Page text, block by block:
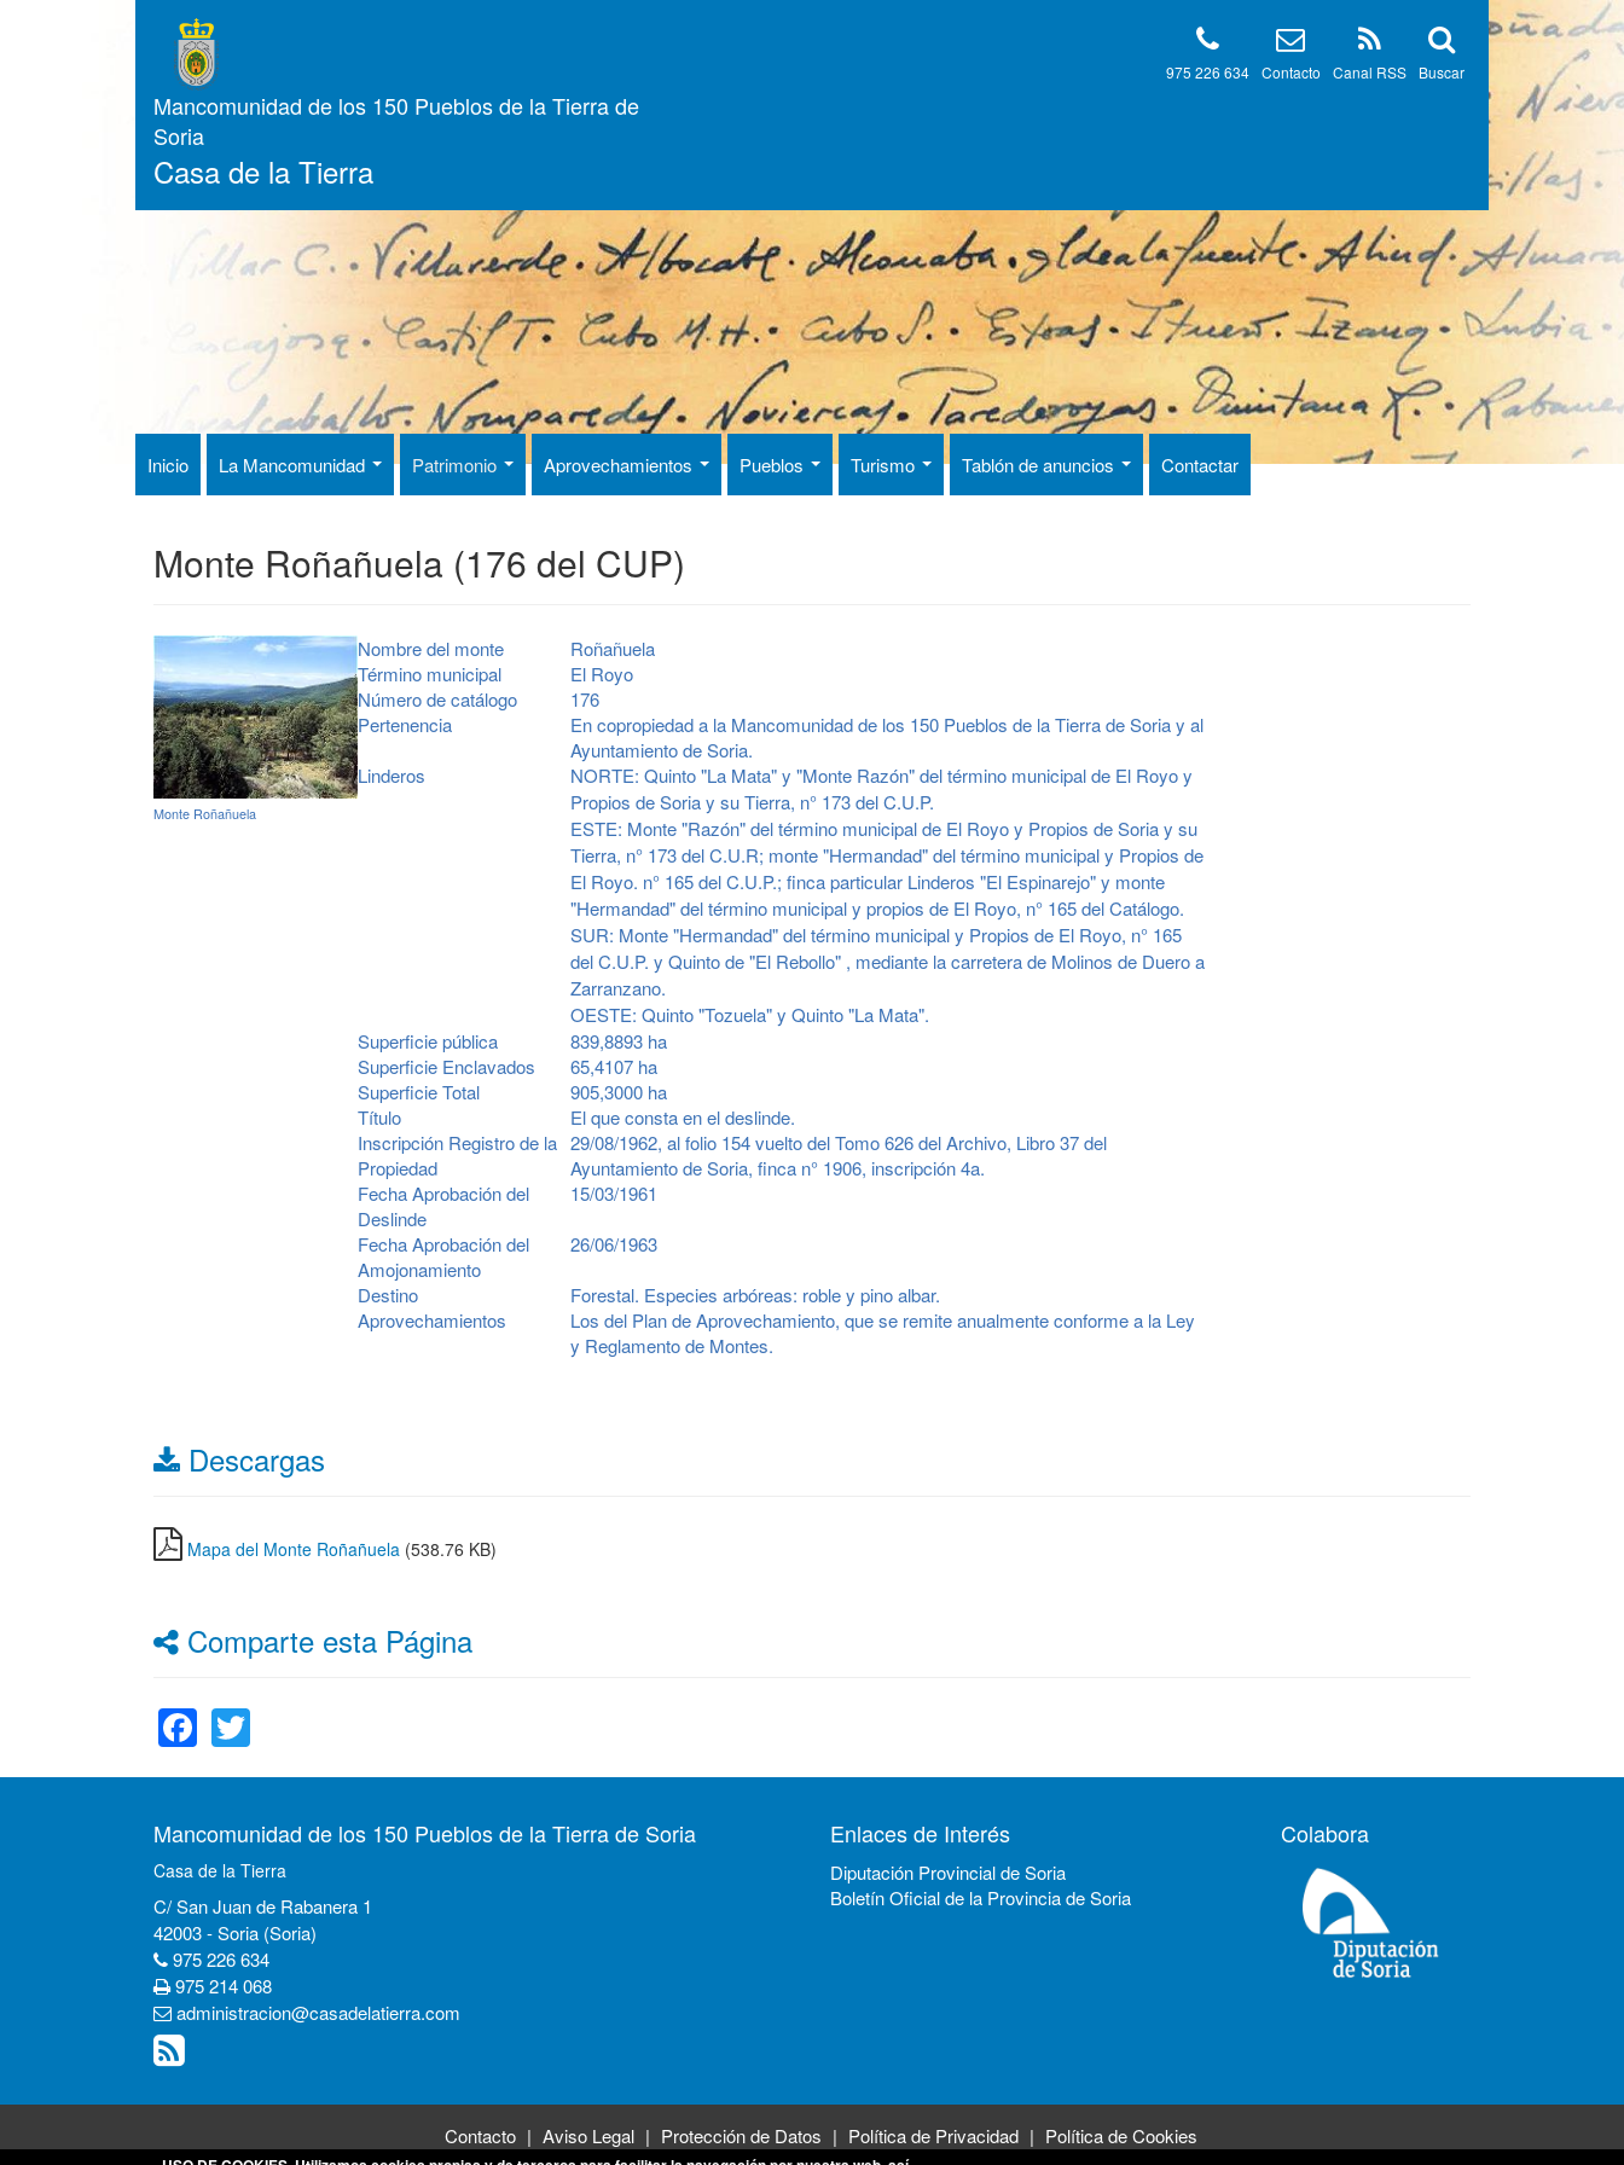
Mancomunidad de los 150 Pueblos de la Tierra de
Soria
Casa de la Tierra
Buscar
Canal RSS
Contacto
975 226 634
Inicio La Mancomunidad Patrimonio Aprovechamientos Pueblos Turismo Tablón de anuncios Contactar
Monte Roñañuela (176 del CUP)
Monte Roñañuela
Nombre del monte
Roñañuela
Término municipal
El Royo
Número de catálogo
176
Pertenencia
En copropiedad a la Mancomunidad de los 150 Pueblos de la Tierra de Soria y al
Ayuntamiento de Soria.
Linderos
NORTE: Quinto "La Mata" y "Monte Razón" del término municipal de El Royo y
Propios de Soria y su Tierra, n° 173 del C.U.P.
ESTE: Monte "Razón" del término municipal de El Royo y Propios de Soria y su
Tierra, n° 173 del C.U.R; monte "Hermandad" del término municipal y Propios de
El Royo. n° 165 del C.U.P.; finca particular Linderos "El Espinarejo" y monte
"Hermandad" del término municipal y propios de El Royo, n° 165 del Catálogo.
SUR: Monte "Hermandad" del término municipal y Propios de El Royo, n° 165
del C.U.P. y Quinto de "El Rebollo" , mediante la carretera de Molinos de Duero a
Zarranzano.
OESTE: Quinto "Tozuela" y Quinto "La Mata".
Superficie pública
839,8893 ha
Superficie Enclavados
65,4107 ha
Superficie Total
905,3000 ha
Título
El que consta en el deslinde.
Inscripción Registro de la
Propiedad
29/08/1962, al folio 154 vuelto del Tomo 626 del Archivo, Libro 37 del
Ayuntamiento de Soria, finca n° 1906, inscripción 4a.
Fecha Aprobación del
Deslinde
15/03/1961
Fecha Aprobación del
Amojonamiento
26/06/1963
Destino
Forestal. Especies arbóreas: roble y pino albar.
Aprovechamientos
Los del Plan de Aprovechamiento, que se remite anualmente conforme a la Ley
y Reglamento de Montes.
Descargas
Mapa del Monte Roñañuela (538.76 KB)
Comparte esta Página
Facebook
Mancomunidad de los 150 Pueblos de la Tierra de Soria
Casa de la Tierra
C/ San Juan de Rabanera 1
42003 - Soria (Soria)
975 226 634
975 214 068
administracion@casadelatierra.com
Enlaces de Interés
Diputación Provincial de Soria
Boletín Oficial de la Provincia de Soria
Colabora
Contacto Aviso Legal Protección de Datos Política de Privacidad Política de Cookies